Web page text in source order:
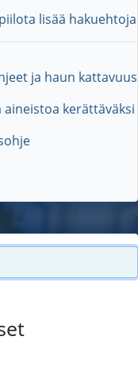
lisää hakuehtoja
ja haun kattavuus
aineistoa kerättäväksi